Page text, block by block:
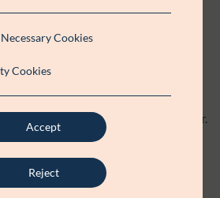
resultater:
effekt”
Universitet viser markante resultater.
Andersen har opholdet haft en
for de unges selvfølelse, relationer
Cookies
Cookies
Accept
Reject